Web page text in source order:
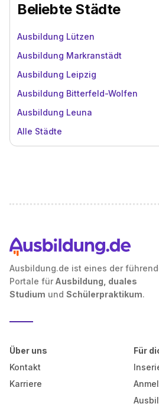
Beliebte Städte
Ausbildung Lützen
Ausbildung Markranstädt
Ausbildung Leipzig
Ausbildung Bitterfeld-Wolfen
Ausbildung Leuna
Alle Städte
Ausbildung.de ist eines der
Portale für Ausbildung, duales
Studium und Schülerpraktikum.
Über uns
Kontakt
Karriere
Für